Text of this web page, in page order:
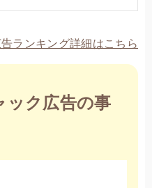
ランキング詳細はこちら
ック広告の事